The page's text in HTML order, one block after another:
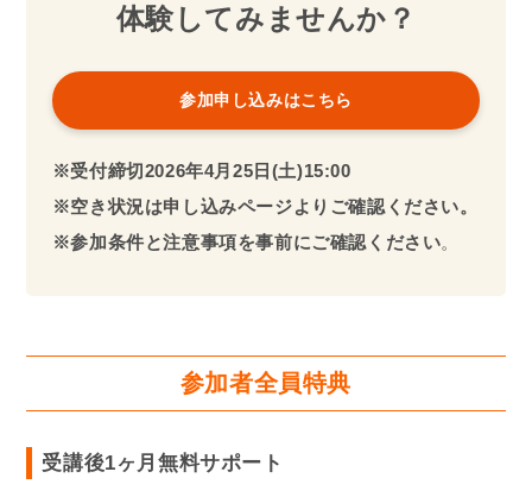
体験してみませんか？
参加申し込みはこちら
※受付締切2026年4月25日(土)15:00
※空き状況は申し込みページよりご確認ください。
※参加条件と注意事項を事前にご確認ください。
参加者全員特典
受講後1ヶ月無料サポート